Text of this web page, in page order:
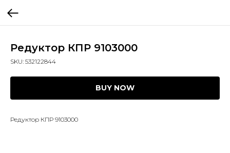
Редуктор КПР 9103000
SKU: 532122844
BUY NOW
Редуктор КПР 9103000